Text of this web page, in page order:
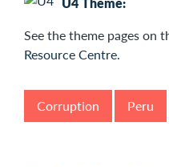
See thetheme pages on
Resource Centre.
Corruption Peru